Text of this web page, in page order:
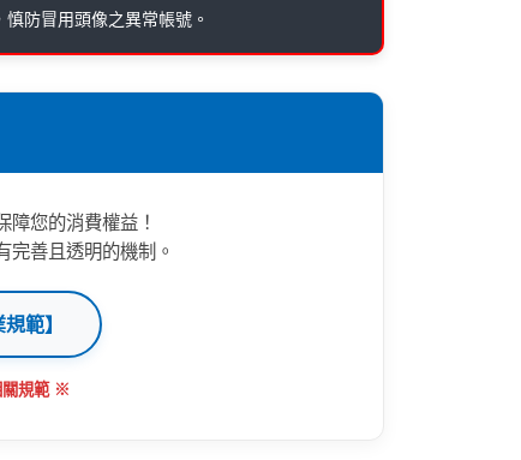
防冒用頭像之異常帳號。
障您的消費權益！
完善且透明的機制。
範】
關規範 ※